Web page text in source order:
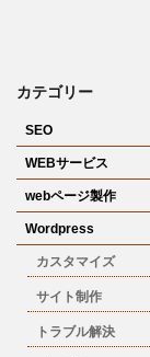
カテゴリー
SEO
WEBサービス
webページ製作
Wordpress
カスタマイズ
サイト制作
トラブル解決